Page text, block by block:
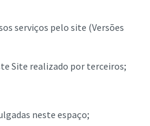
serviços pelo site (Versões
Site realizado por terceiros;
neste espaço;